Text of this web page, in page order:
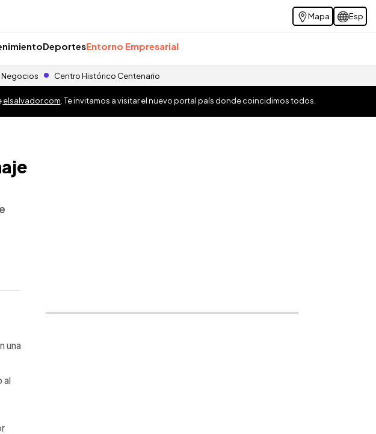
Mapa Esp
DeportesEntorno Empresarial
Negocios Centro Histórico Centenario
elsalvador.com . Te invitamos a visitar el nuevo portal país donde coincidimos todos.
una
al